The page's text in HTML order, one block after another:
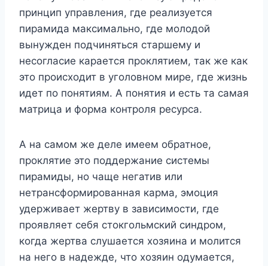
принцип управления, где реализуется
пирамида максимально, где молодой
вынужден подчиняться старшему и
несогласие карается проклятием, так же как
это происходит в уголовном мире, где жизнь
идет по понятиям. А понятия и есть та самая
матрица и форма контроля ресурса.
А на самом же деле имеем обратное,
проклятие это поддержание системы
пирамиды, но чаще негатив или
нетрансформированная карма, эмоция
удерживает жертву в зависимости, где
проявляет себя стокгольмский синдром,
когда жертва слушается хозяина и молится
на него в надежде, что хозяин одумается,